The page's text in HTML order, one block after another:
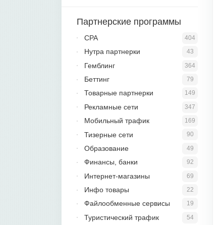
Партнерские программы
404
CPA
43
Нутра партнерки
364
Гемблинг
79
Беттинг
149
Товарные партнерки
347
Рекламные сети
169
Мобильный трафик
90
Тизерные сети
49
Образование
92
Финансы, банки
69
Интернет-магазины
22
Инфо товары
19
Файлообменные сервисы
54
Туристический трафик